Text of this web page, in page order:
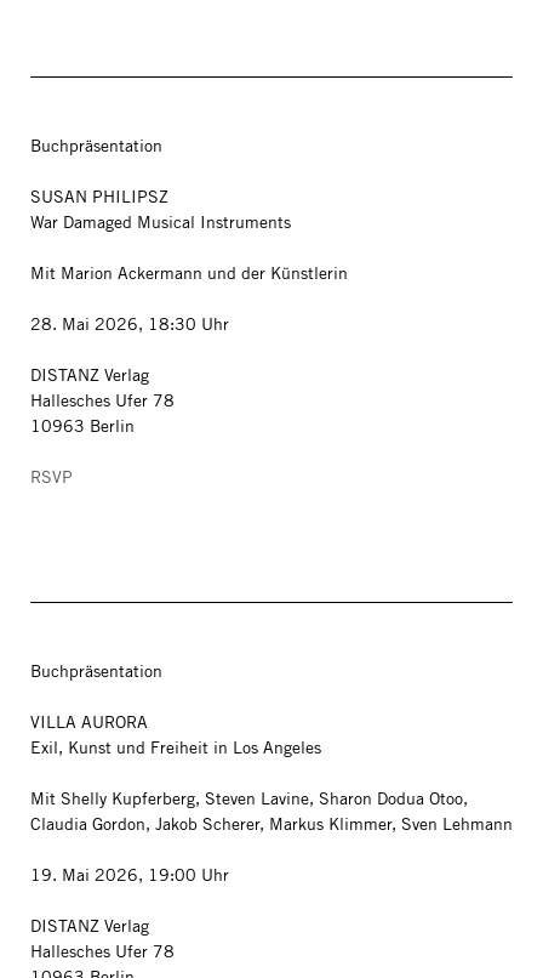
Buchpräsentation
SUSAN PHILIPSZ
War Damaged Musical Instruments
Mit Marion Ackermann und der Künstlerin
28. Mai 2026, 18:30 Uhr
DISTANZ Verlag
Hallesches Ufer 78
10963 Berlin
RSVP
Buchpräsentation
VILLA AURORA
Exil, Kunst und Freiheit in Los Angeles
Mit Shelly Kupferberg, Steven Lavine, Sharon Dodua Otoo,
Claudia Gordon, Jakob Scherer, Markus Klimmer, Sven Lehmann
19. Mai 2026, 19:00 Uhr
DISTANZ Verlag
Hallesches Ufer 78